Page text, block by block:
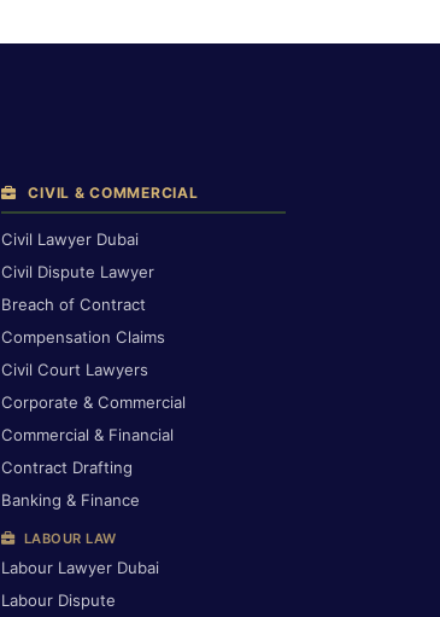
CIVIL & COMMERCIAL
Civil Lawyer Dubai
Civil Dispute Lawyer
Breach of Contract
Compensation Claims
Civil Court Lawyers
Corporate & Commercial
Commercial & Financial
Contract Drafting
Banking & Finance
LABOUR LAW
Labour Lawyer Dubai
Labour Dispute